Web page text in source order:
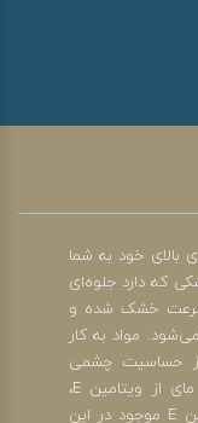
بالای خود به شما
که دارد جلوه‌ای
سرعت خشک شده و
مواد به کار
حساسیت چشمی
جلوگیری می‌کند. در ترکیبات خط چشم ماژیکی مای از ویتامین E،
آلانتوئین و بیزابولول استفاده شده است. ویتامین E موجود در این